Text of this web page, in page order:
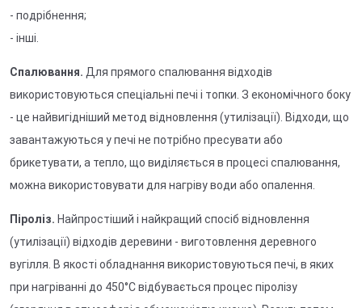
- подрібнення;
- інші.
Спалювання. Для прямого спалювання відходів
використовуються спеціальні печі і топки. З економічного боку
- це найвигідніший метод відновлення (утилізації). Відходи, що
завантажуються у печі не потрібно пресувати або
брикетувати, а тепло, що виділяється в процесі спалювання,
можна використовувати для нагріву води або опалення.
Піроліз. Найпростіший і найкращий спосіб відновлення
(утилізації) відходів деревини - виготовлення деревного
вугілля. В якості обладнання використовуються печі, в яких
при нагріванні до 450°С відбувається процес піролізу